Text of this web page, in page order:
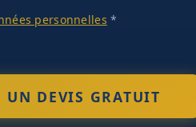
personnelles *